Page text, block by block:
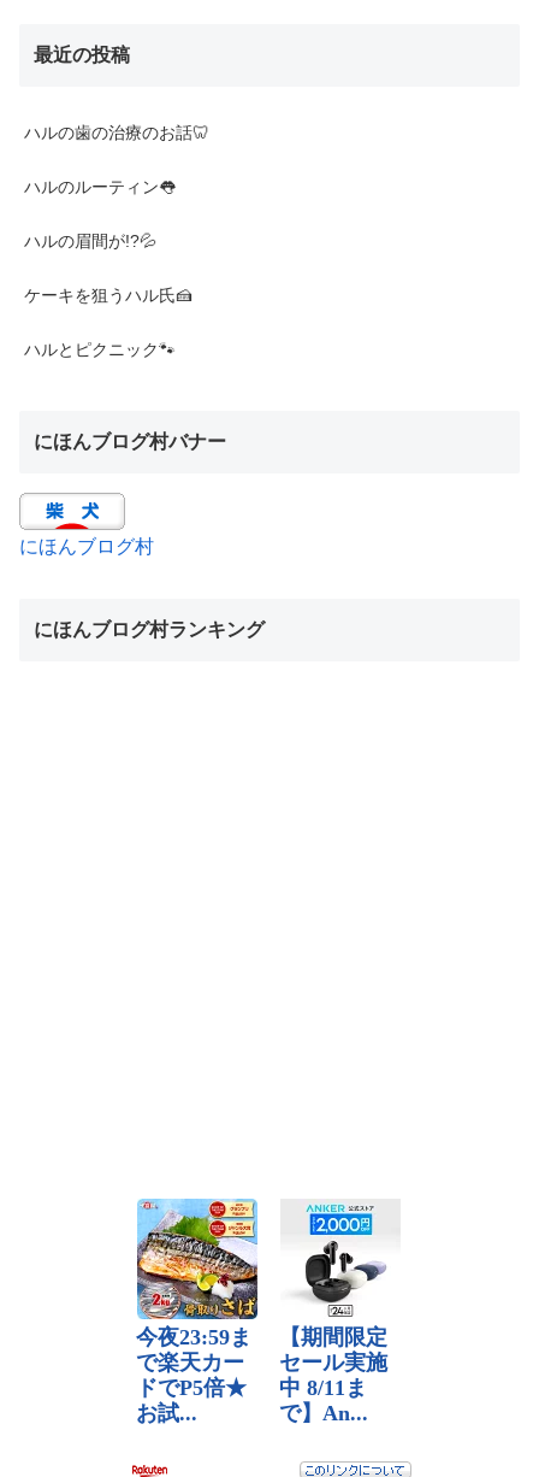
最近の投稿
ハルの歯の治療のお話🦷
ハルのルーティン👅
ハルの眉間が!?💦
ケーキを狙うハル氏🍰
ハルとピクニック🐾
にほんブログ村バナー
にほんブログ村
にほんブログ村ランキング